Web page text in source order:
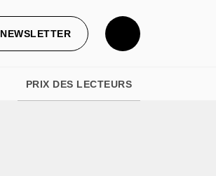
NEWSLETTER
PRIX DES LECTEURS